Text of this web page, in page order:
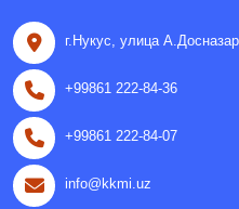
г.Нукус, улица
+99861 222-84-36
+99861 222-84-07
info@kkmi.uz